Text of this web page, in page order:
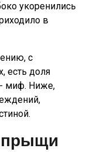
укоренились
в
с
есть доля
миф. Ниже,
прыщи